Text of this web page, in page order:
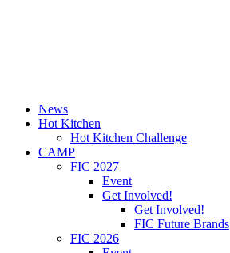
News
Hot Kitchen
Hot Kitchen Challenge
CAMP
FIC 2027
Event
Get Involved!
Get Involved!
FIC Future Brands
FIC 2026